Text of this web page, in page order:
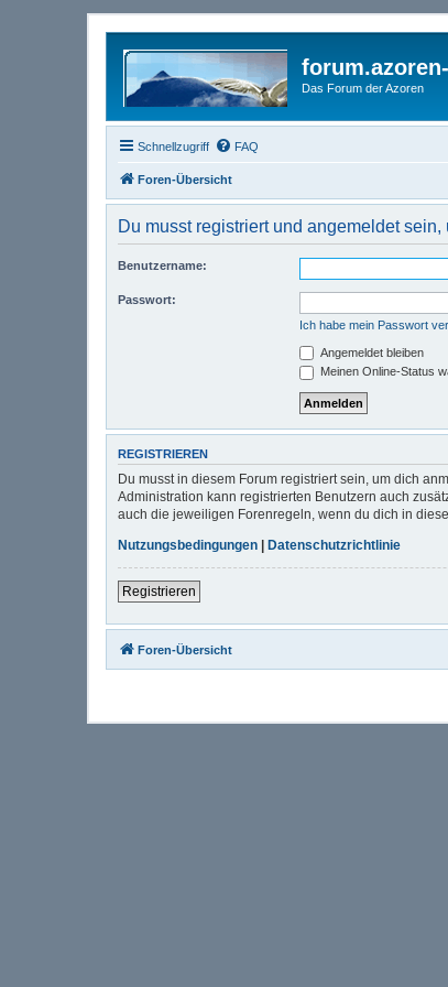
Das Forum der Azoren
Schnellzugriff FAQ
Foren-Übersicht
Du musst registriert und angemeldet
Benutzername:
Passwort:
Ich habe mein Passwort
Angemeldet bleiben
Meinen Online-Status
REGISTRIEREN
Du musst in diesem Forum registriert sein, um dich
Administration kann registrierten Benutzern auch
auch die jeweiligen Forenregeln, wenn du dich in
Nutzungsbedingungen
Datenschutzrichtlinie
Registrieren
Foren-Übersicht